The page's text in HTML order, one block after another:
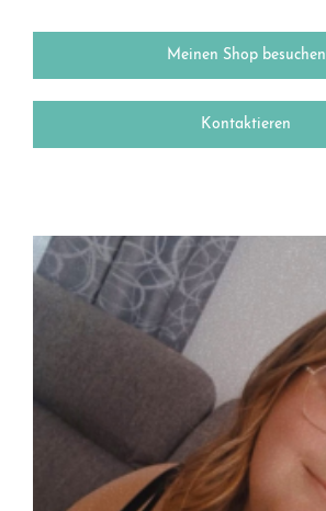
Meinen Shop besuchen
Kontaktieren